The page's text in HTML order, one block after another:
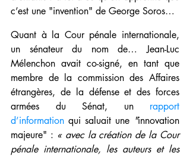
c’est une "invention" de George Soros…
Quant à la Cour pénale internationale,
un sénateur du nom de… Jean-Luc
Mélenchon avait co-signé, en tant que
membre de la commission des Affaires
étrangères, de la défense et des forces
armées du Sénat, un rapport
d’information qui saluait une "innovation
majeure" : « avec la création de la Cour
pénale internationale, les auteurs et les